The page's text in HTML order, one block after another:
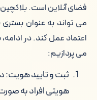
فضای آنلاین است.
می تواند به عنوان
اعتماد عمل کند. در
می پردازیم:
ثبت و تایید هویت:
هویتی افراد به